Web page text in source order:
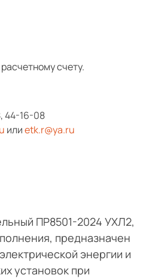
счету.
,44-16-08
илиetk.r@ya.ru
ПР8501-2024 УХЛ2,
предназначен
энергии и
установок при